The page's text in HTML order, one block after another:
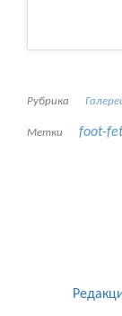
Рубрика
Метки foot-